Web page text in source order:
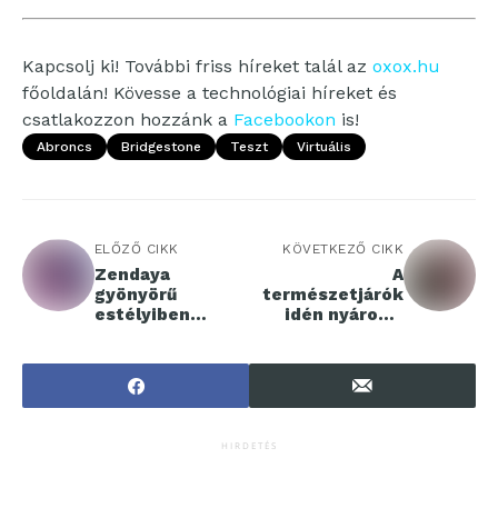
Kapcsolj ki! További friss híreket talál az oxox.hu
főoldalán! Kövesse a technológiai híreket és
csatlakozzon hozzánk a Facebookon is!
Abroncs Bridgestone Teszt Virtuális
ELŐZŐ CIKK
Zendaya
gyönyörű
estélyiben
Tussauds
Budapest
KÖVETKEZŐ CIKK
A
természetjárók
idén nyáron a
fedezhetik fel
HIRDETÉS